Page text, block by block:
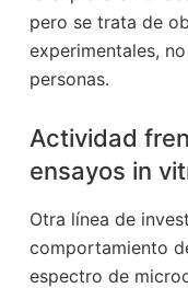
pero se trata de
experimentales,
personas.
Actividad
ensayos in
Otra línea de
comportamiento
espectro de